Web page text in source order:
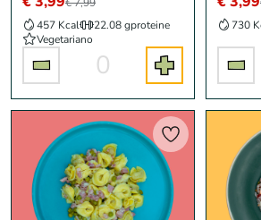
457 Kcal
22.08 gproteine
Vegetariano
0
730